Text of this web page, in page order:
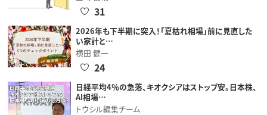
31
2026年も下半期に突入！「夏枯れ相場」前に見直した
い家計と…
横田 健一
24
日経平均4％の急落、キオクシアはストップ安。日本株、
AI相場…
トウシル編集チーム